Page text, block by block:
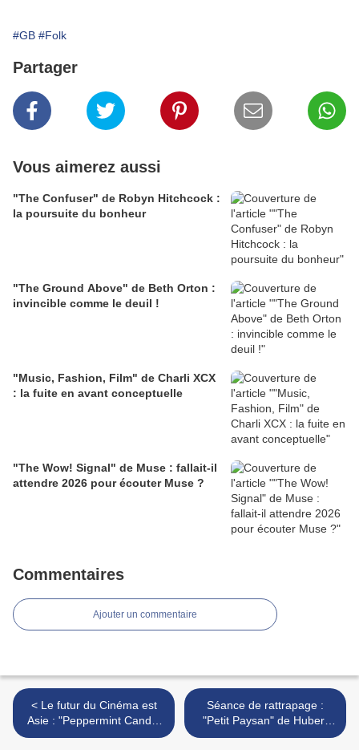
#GB #Folk
Partager
Vous aimerez aussi
"The Confuser" de Robyn Hitchcock :
la poursuite du bonheur
"The Ground Above" de Beth Orton :
invincible comme le deuil !
"Music, Fashion, Film" de Charli XCX
: la fuite en avant conceptuelle
"The Wow! Signal" de Muse : fallait-il
attendre 2026 pour écouter Muse ?
Commentaires
Ajouter un commentaire
< Le futur du Cinéma est
Asie : "Peppermint Candy"
de Lee Chang-Dong
Séance de rattrapage :
"Petit Paysan" de Hubert
Charuel >